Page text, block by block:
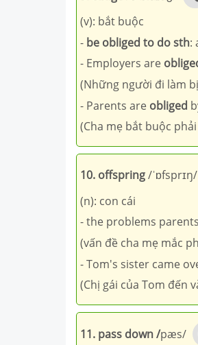
(v): bắt buộc
- be obliged to do sth:
- Employers are
(Những người đi làm
- Parents are obliged
(Cha mẹ bắt buộc
10. offspring/ˈɒfsprɪŋ/
(n): con cái
- the problems
(vấn đề cha mẹ mắc
- Tom's sister came
(Chị gái của Tom đến
11. pass down /pæs/